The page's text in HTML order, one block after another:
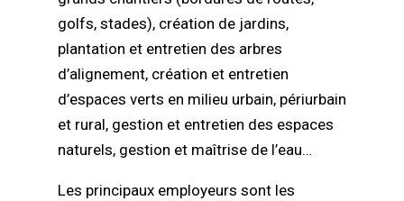
golfs, stades), création de jardins,
plantation et entretien des arbres
d’alignement, création et entretien
d’espaces verts en milieu urbain, périurbain
et rural, gestion et entretien des espaces
naturels, gestion et maîtrise de l’eau…
Les principaux employeurs sont les